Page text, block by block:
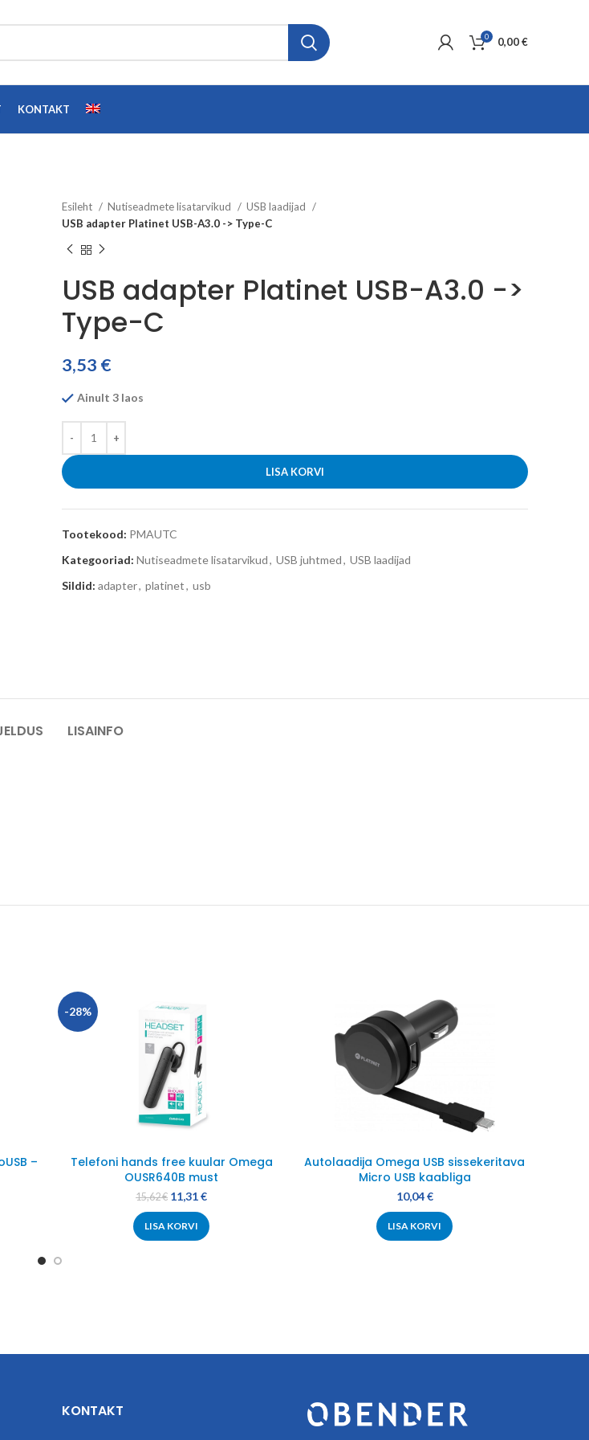
0 0,00€
KONTAKT
Esileht Nutiseadmete lisatarvikud
USB laadijad
USB adapter Platinet USB-A3.0 -> Type-C
USB adapter Platinet USB-A3.0 ->
Type-C
3,53 €
Ainult 3 laos
LISA KORVI
Tootekood: PMAUTC
Kategooriad: Nutiseadmete lisatarvikud, USB juhtmed, USB laadijad
Sildid: adapter, platinet, usb
LISAINFO
–
-28%
Telefoni hands free kuular Omega
OUSR640B must
15,62€ 11,31€
LISA KORVI
Autolaadija Omega USB sissekeritava
Micro USB kaabliga
10,04€
LISA KORVI
KONTAKT